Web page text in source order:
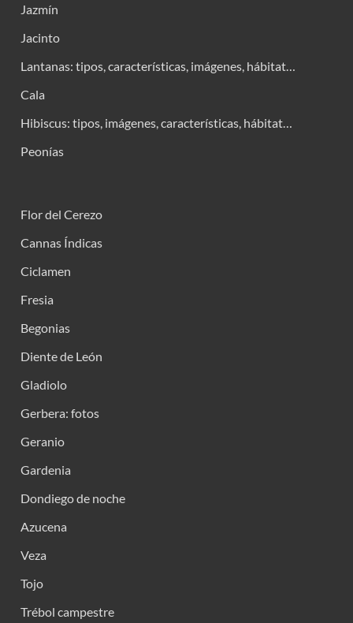
Jazmín
Jacinto
Lantanas: tipos, características, imágenes, hábitat…
Cala
Hibiscus: tipos, imágenes, características, hábitat…
Peonías
Flor del Cerezo
Cannas Índicas
Ciclamen
Fresia
Begonias
Diente de León
Gladiolo
Gerbera: fotos
Geranio
Gardenia
Dondiego de noche
Azucena
Veza
Tojo
Trébol campestre